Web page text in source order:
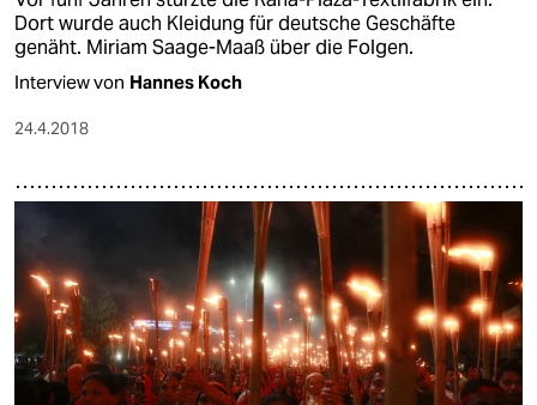
Dort wurde auch Kleidung für deutsche Geschäfte
genäht. Miriam Saage-Maaß über die Folgen.
Interview von Hannes Koch
24.4.2018